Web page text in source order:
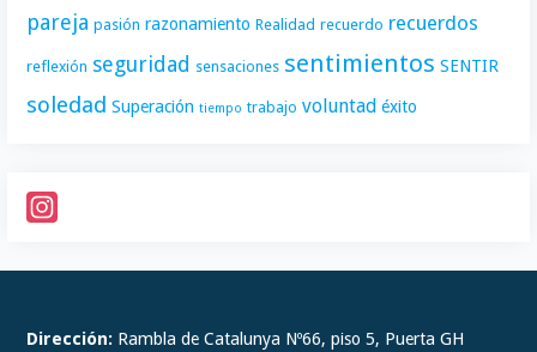
pareja pasión razonamiento Realidad recuerdo recuerdos
reflexión seguridad sensaciones sentimientos SENTIR
soledad Superación tiempo trabajo voluntad éxito
n
t
Dirección: Rambla de Catalunya Nº66, piso 5, Puerta GH